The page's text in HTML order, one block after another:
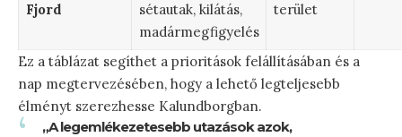
Fjord
sétautak, kilátás,
madármegfigyelés
terület
Ez a táblázat segíthet a prioritások felállításában és a
nap megtervezésében, hogy a lehető legteljesebb
élményt szerezhesse Kalundborgban.
„A legemlékezetesebb utazások azok,